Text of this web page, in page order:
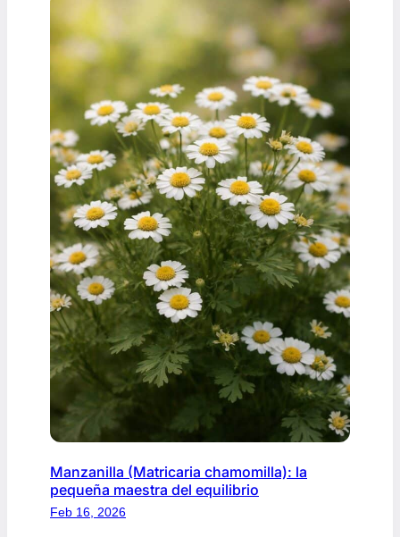
Manzanilla (Matricaria chamomilla): la
pequeña maestra del equilibrio
Feb 16, 2026